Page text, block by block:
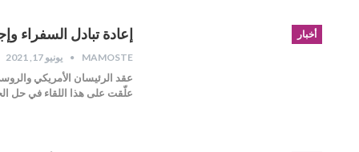
أخبار إعادة تبادل السفراء
MAMOSTE يونيو 17, 2021
عقد الرئيسان الأمريكي
علّقت على هذا اللقاء في حل